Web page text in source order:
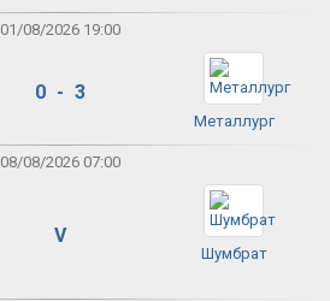
01/08/2026 19:00
0 - 3
Металлург
08/08/2026 07:00
V
Шумбрат